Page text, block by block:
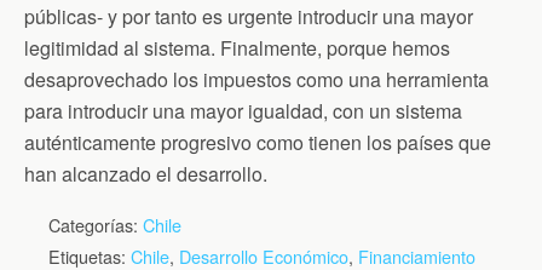
públicas- y por tanto es urgente introducir una mayor
legitimidad al sistema. Finalmente, porque hemos
desaprovechado los impuestos como una herramienta
para introducir una mayor igualdad, con un sistema
auténticamente progresivo como tienen los países que
han alcanzado el desarrollo.
Categorías: Chile
Etiquetas: Chile, Desarrollo Económico, Financiamiento